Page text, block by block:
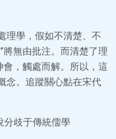
理學，假如不清楚、不
將無由批注。而清楚了理
會，觸處而解。所以，這
念。追蹤關心點在宋代
分歧于傳統儒學